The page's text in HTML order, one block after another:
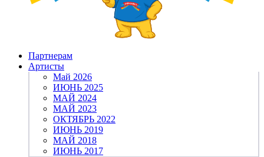
Партнерам
Артисты
Май 2026
ИЮНЬ 2025
МАЙ 2024
МАЙ 2023
ОКТЯБРЬ 2022
ИЮНЬ 2019
МАЙ 2018
ИЮНЬ 2017